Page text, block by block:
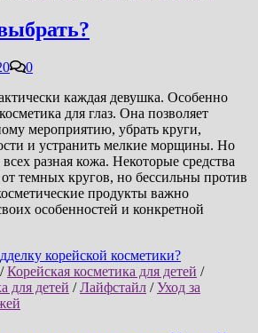
0
каждая девушка. Особенно
для глаз. Она позволяет
мероприятию, убрать круги,
и устранить мелкие морщины. Но
разная кожа. Некоторые средства
темных кругов, но бессильны против
продукты важно
особенностей и конкретной
/Корейская косметика для детей /
для детей /Лайфстайл /Уход за